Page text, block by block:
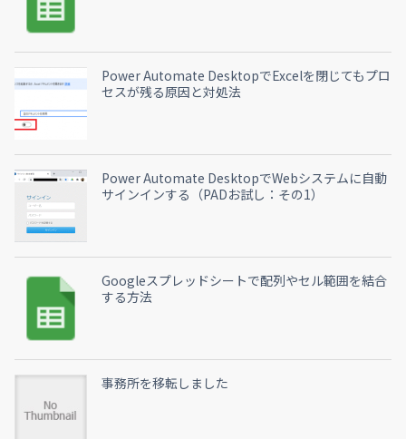
Power Automate DesktopでExcelを閉じてもプロ
セスが残る原因と対処法
Power Automate DesktopでWebシステムに自動
サインインする（PADお試し：その1）
Googleスプレッドシートで配列やセル範囲を結合
する方法
事務所を移転しました